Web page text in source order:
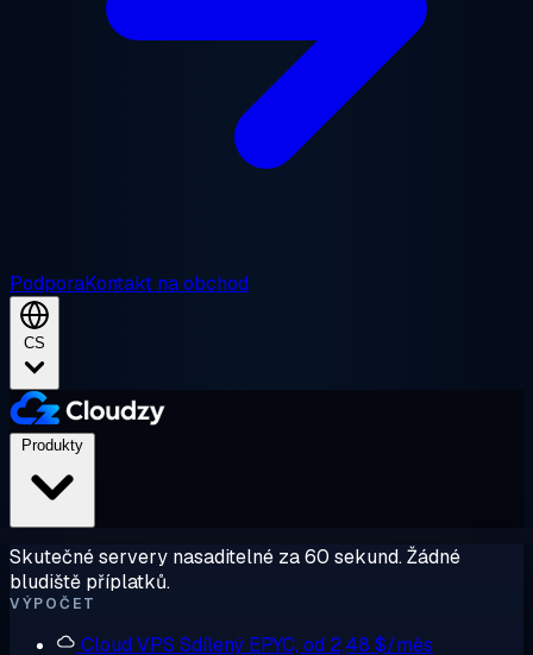
PodporaKontakt na obchod
CS
Skutečné servery nasaditelné za 60 sekund. Žádné
bludiště příplatků.
VÝPOČET
Cloud VPS Sdílený EPYC, od 2,48 $/měs